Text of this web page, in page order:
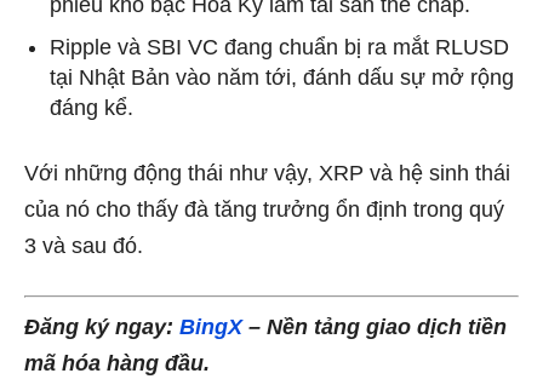
phiếu kho bạc Hoa Kỳ làm tài sản thế chấp.
Ripple và SBI VC đang chuẩn bị ra mắt RLUSD
tại Nhật Bản vào năm tới, đánh dấu sự mở rộng
đáng kể.
Với những động thái như vậy, XRP và hệ sinh thái
của nó cho thấy đà tăng trưởng ổn định trong quý
3 và sau đó.
Đăng ký ngay: BingX– Nền tảng giao dịch tiền
mã hóa hàng đầu.